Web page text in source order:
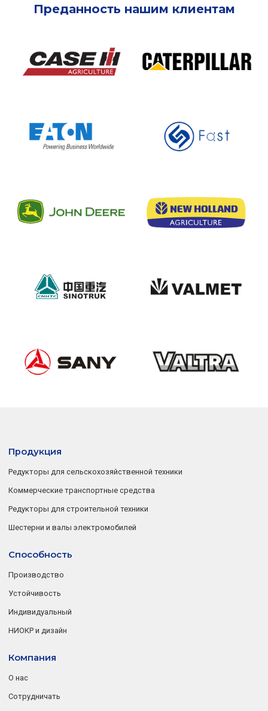
Преданность нашим клиентам
Продукция
Редукторы для сельскохозяйственной техники
Коммерческие транспортные средства
Редукторы для строительной техники
Шестерни и валы электромобилей
Способность
Производство
Устойчивость
Индивидуальный
НИОКР и дизайн
Компания
О нас
Сотрудничать